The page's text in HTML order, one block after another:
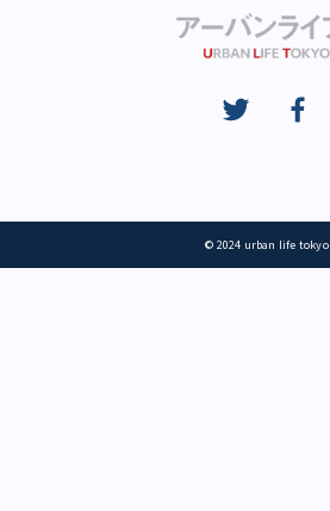
© 2024 urban life tokyo